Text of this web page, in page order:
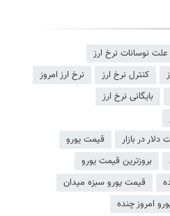
علت نوسانات نرخ ارز
کنترل نرخ ارز
نرخ ارز امروز
بایگانی نرخ ارز
در بازار
قیمت یورو
بروزترین قیمت یورو
قیمت یورو سبزه میدان
امروز چنده